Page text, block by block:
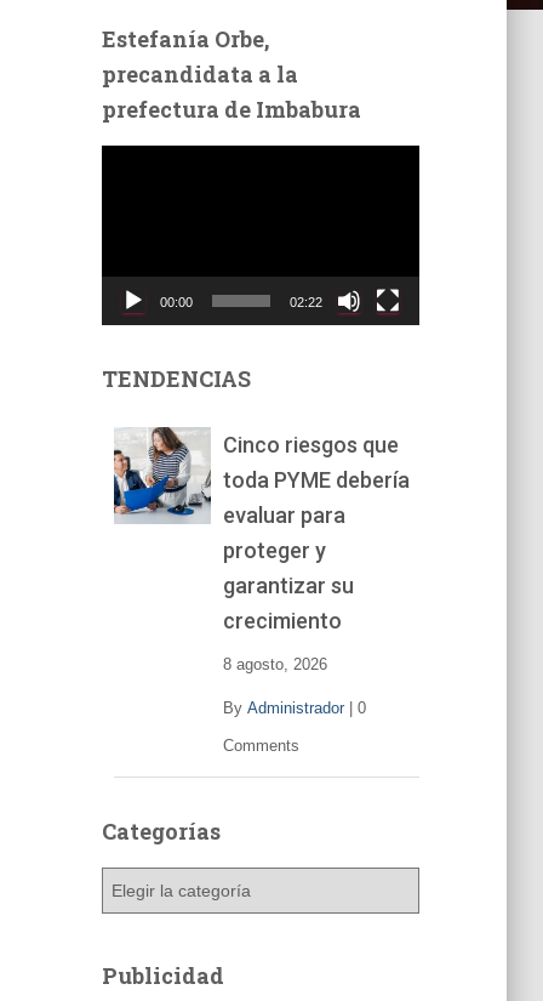
Estefanía Orbe,
precandidata a la
prefectura de Imbabura
t
00:00 02:22
TENDENCIAS
Cinco riesgos que
toda PYME debería
evaluar para
proteger y
garantizar su
crecimiento
8 agosto, 2026
By Administrador| 0
Comments
Categorías
g
Publicidad